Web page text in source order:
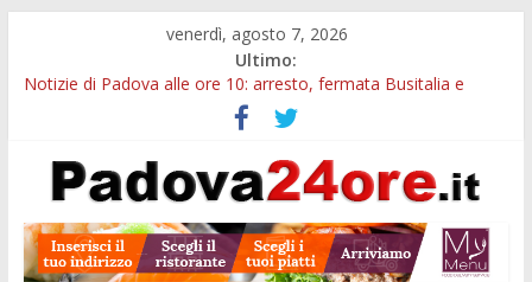
venerdì, agosto 7, 2026
Ultimo:
Notizie di Padova alle ore 10: arresto, fermata Busitalia e
Notizie di Padova alle ore 23: maltrattamenti, arresto a
Limena e progetto Cool Shop
Bando sicurezza urbana Veneto: 650mila euro per Comuni e
Sicurezza esodo estivo Padova: più controlli su strade, stazioni
e treni